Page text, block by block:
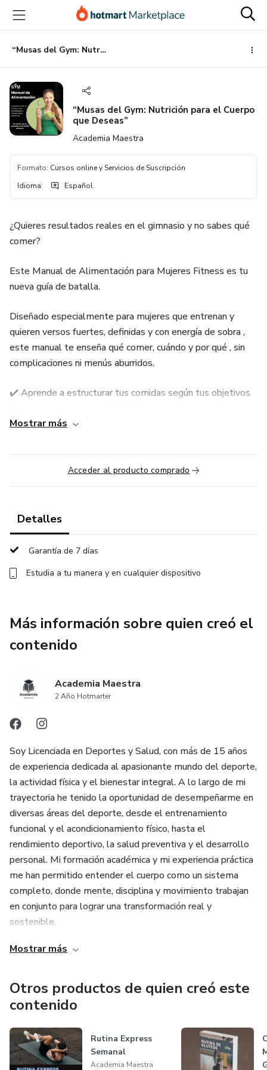
principal
página
de
página
“Musas del Gym: Nutrición para el Cuerpo que Deseas”
“Musas del Gym: Nutrición para el Cuerpo
que Deseas”
Academia Maestra
Formato: Cursos online y Servicios de Suscripción
Idioma: Español
¿Quieres resultados reales en el gimnasio y no sabes qué
comer?
Este Manual de Alimentación para Mujeres Fitness es tu
nueva guía de batalla.
Diseñado especialmente para mujeres que entrenan y
quieren versos fuertes, definidas y con energía de sobra ,
este manual te enseña qué comer, cuándo y por qué , sin
complicaciones ni menús aburridos.
✔️ Aprende a estructurar tus comidas según tus objetivos
✔️ Olvídate de contar calorías: te damos porciones claras y
consejos prácticos.
✔️ Incluye lista de compras, snacks ideales y errores
clave no está en comer menos… sino en comer mejor.
cuerpo desde adentro .
¡Adquiere tu manual y conviértete en tu mejor versión!
Mostrar más
Acceder al producto comprado
Detalles
Garantía de 7 días
Estudia a tu manera y en cualquier dispositivo
Más información sobre quien creó el
contenido
Academia Maestra
2 Año Hotmarter
Soy Licenciada en Deportes y Salud, con más de 15 años
de experiencia dedicada al apasionante mundo del deporte,
la actividad física y el bienestar integral. A lo largo de mi
trayectoria he tenido la oportunidad de desempeñarme en
diversas áreas del deporte, desde el entrenamiento
funcional y el acondicionamiento físico, hasta el
rendimiento deportivo, la salud preventiva y el desarrollo
personal. Mi formación académica y mi experiencia práctica
me han permitido entender el cuerpo como un sistema
completo, donde mente, disciplina y movimiento trabajan
en conjunto para lograr una transformación real y
sostenible.
Durante estos años he trabajado con personas de
enseñado que cada cuerpo tiene su propio ritmo, pero
todas tenemos el poder de convertirnos en nuestra mejor
versión si nos comprometemos con nosotras mismas. Mi
misión es compartir todos los conocimientos que he
adquirido, de manera clara, práctica y motivadora, para que
más mujeres puedan aprender a entrenar con conciencia,
Mostrar más
Otros productos de quien creó este
contenido
Rutina Express
Semanal
Academia Maestra